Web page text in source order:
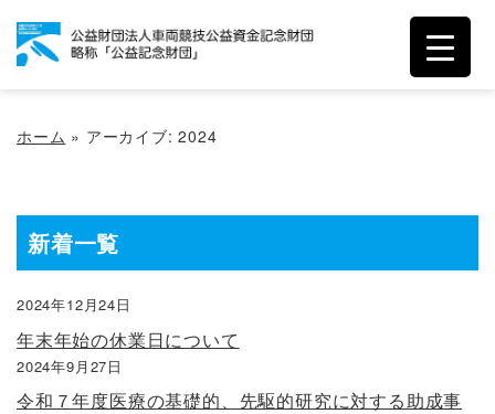
ホーム » アーカイブ: 2024
新着一覧
2024年12月24日
年末年始の休業日について
2024年9月27日
令和７年度医療の基礎的、先駆的研究に対する助成事